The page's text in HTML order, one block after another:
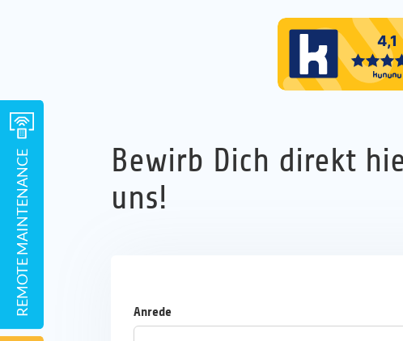
Bewirb Dich direkt
uns!
Anrede
REMOTE MAINTENANCE